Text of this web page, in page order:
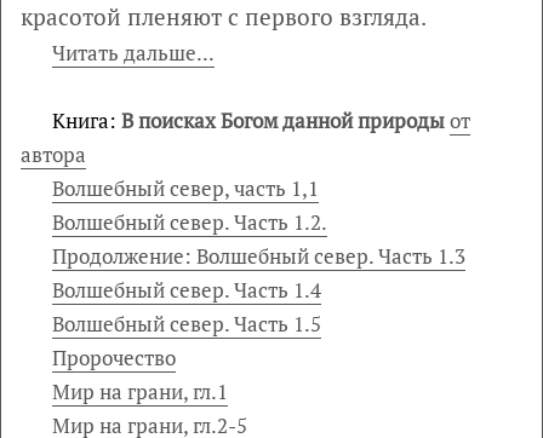
красотой пленяют с первого взгляда.
Читать дальше...
Книга: В поисках Богом данной природыот
автора
Волшебный север, часть 1,1
Волшебный север. Часть 1.2.
Продолжение: Волшебный север. Часть 1.3
Волшебный север. Часть 1.4
Волшебный север. Часть 1.5
Пророчество
Мир на грани, гл.1
Мир на грани, гл.2-5